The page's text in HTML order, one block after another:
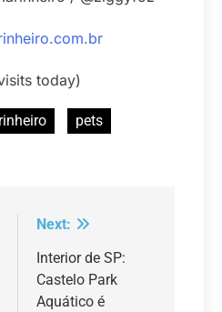
today)
pets
Next:
Interior de SP:
Castelo Park
Aquático é